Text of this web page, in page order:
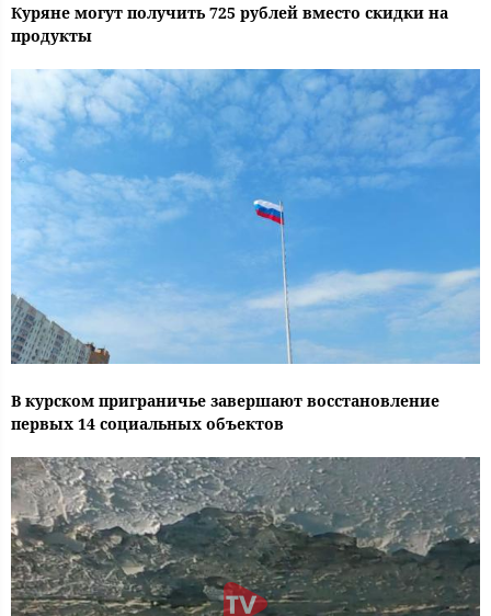
Куряне могут получить 725 рублей вместо скидки на
продукты
В курском приграничье завершают восстановление
первых 14 социальных объектов